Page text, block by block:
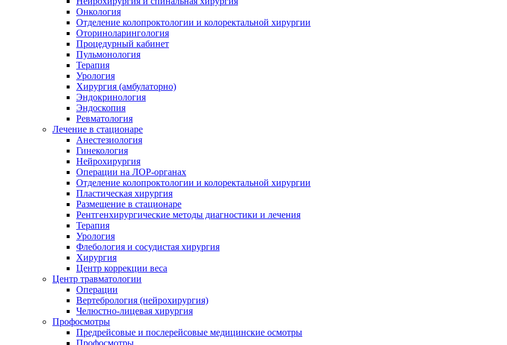
Онкология
Отделение колопроктологии и колоректальной хирургии
Оториноларингология
Процедурный кабинет
Пульмонология
Терапия
Урология
Хирургия (амбулаторно)
Эндокринология
Эндоскопия
Ревматология
Лечение в стационаре
Анестезиология
Гинекология
Нейрохирургия
Операции на ЛОР-органах
Отделение колопроктологии и колоректальной хирургии
Пластическая хирургия
Размещение в стационаре
Рентгенхирургические методы диагностики и лечения
Терапия
Урология
Флебология и сосудистая хирургия
Хирургия
Центр коррекции веса
Центр травматологии
Операции
Вертебрология (нейрохирургия)
Челюстно-лицевая хирургия
Профосмотры
Предрейсовые и послерейсовые медицинские осмотры
Профосмотры